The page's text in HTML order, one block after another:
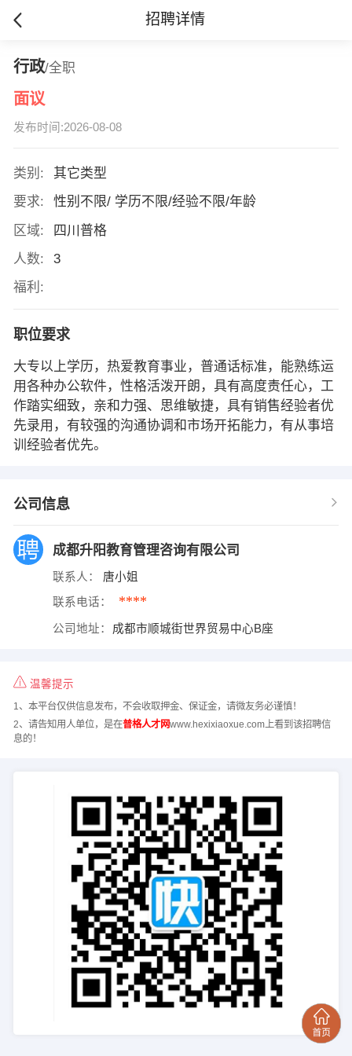
招聘详情
行政/全职
面议
发布时间:2026-08-08
类别:
其它类型
要求:
性别不限/ 学历不限/经验不限/年龄
区域:
四川普格
人数:
3
福利:
职位要求
大专以上学历，热爱教育事业，普通话标准，能熟练运
用各种办公软件，性格活泼开朗，具有高度责任心，工
作踏实细致，亲和力强、思维敏捷，具有销售经验者优
先录用，有较强的沟通协调和市场开拓能力，有从事培
训经验者优先。
公司信息
成都升阳教育管理咨询有限公司
联系人： 唐小姐
联系电话： ****
公司地址： 成都市顺城街世界贸易中心B座
温馨提示
1、本平台仅供信息发布，不会收取押金、保证金，请微友务必谨慎！
2、请告知用人单位，是在普格人才网www.hexixiaoxue.com上看到该招聘信
息的！